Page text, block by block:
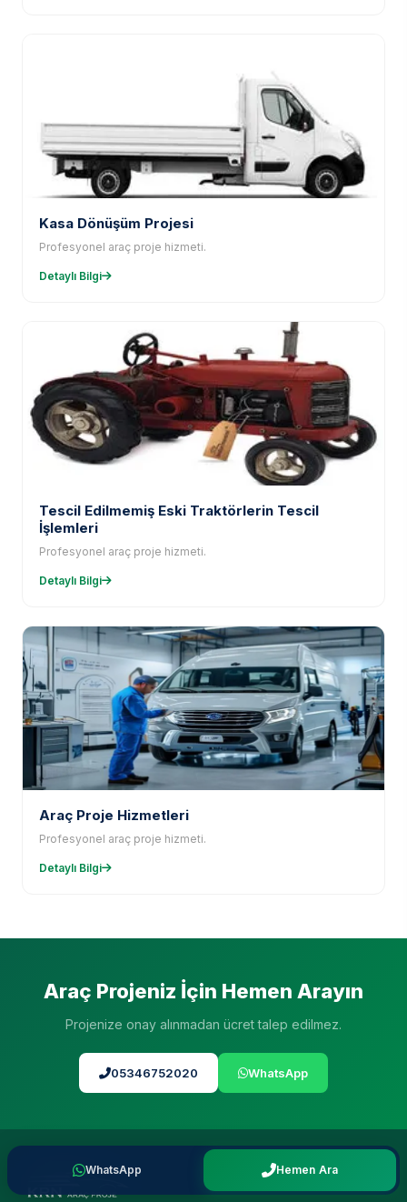
Kasa Dönüşüm Projesi
Profesyonel araç proje hizmeti.
Detaylı Bilgi
Tescil Edilmemiş Eski Traktörlerin Tescil
İşlemleri
Profesyonel araç proje hizmeti.
Detaylı Bilgi
Araç Proje Hizmetleri
Profesyonel araç proje hizmeti.
Detaylı Bilgi
Araç Projeniz İçin Hemen Arayın
Projenize onay alınmadan ücret talep edilmez.
05346752020 WhatsApp
WhatsApp Hemen Ara